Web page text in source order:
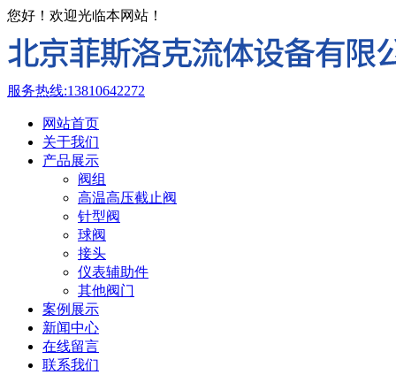
您好！欢迎光临本网站！
服务热线:13810642272
网站首页
关于我们
产品展示
阀组
高温高压截止阀
针型阀
球阀
接头
仪表辅助件
其他阀门
案例展示
新闻中心
在线留言
联系我们